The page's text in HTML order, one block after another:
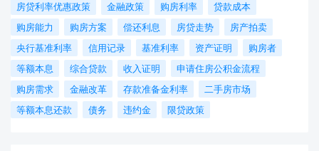
房贷利率优惠政策
金融政策 购房利率
贷款成本
购房能力
购房方案 偿还利息 房贷走势
房产拍卖
央行基准利率
信用记录 基准利率 资产证明
购房者
等额本息
综合贷款 收入证明
申请住房公积金流程
购房需求
金融改革 存款准备金利率
二手房市场
等额本息还款
债务 违约金 限贷政策